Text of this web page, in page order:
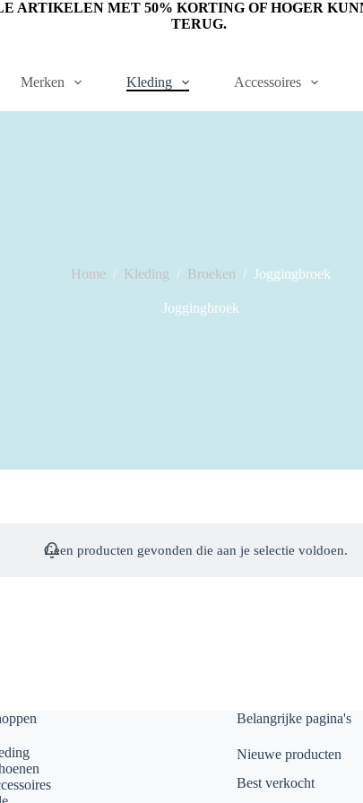
ARTIKELEN MET 50% KORTING OF HOGER
TERUG.
Merken Kleding Accessoires
Home / Kleding / Broeken / Joggingbroek
Joggingbroek
Geen producten gevonden die aan je selectie voldoen.
Belangrijke pagina's
Nieuwe producten
Best verkocht